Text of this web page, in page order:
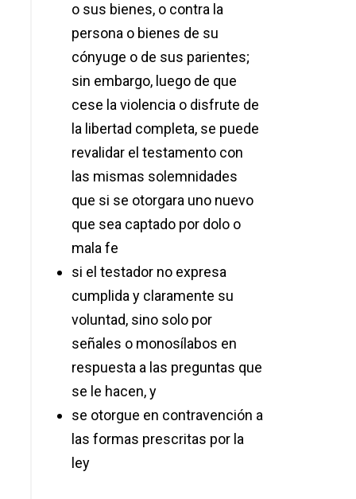
o sus bienes, o contra la
persona o bienes de su
cónyuge o de sus parientes;
sin embargo, luego de que
cese la violencia o disfrute de
la libertad completa, se puede
revalidar el testamento con
las mismas solemnidades
que si se otorgara uno nuevo
que sea captado por dolo o
mala fe
si el testador no expresa
cumplida y claramente su
voluntad, sino solo por
señales o monosílabos en
respuesta a las preguntas que
se le hacen, y
se otorgue en contravención a
las formas prescritas por la
ley